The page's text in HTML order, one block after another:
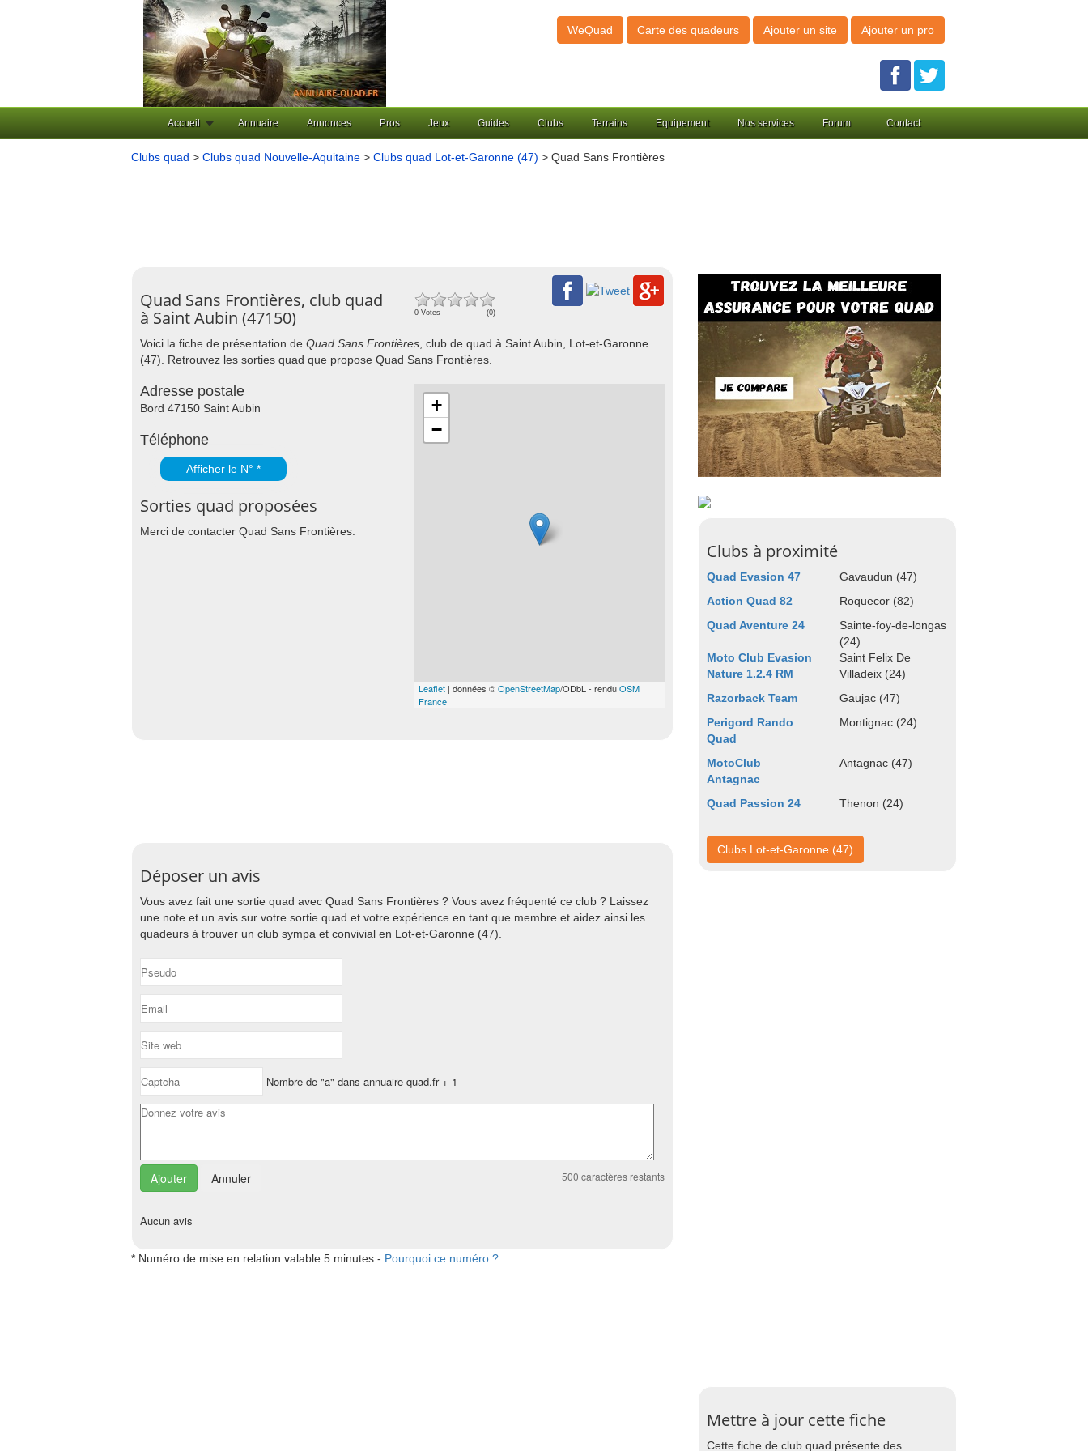
WeQuad Carte des quadeurs Ajouter un site Ajouter un pro
Accueil Annuaire Annonces Pros Jeux Guides Clubs Terrains Equipement Nos services Forum Contact
Clubs quad > Clubs quad Nouvelle-Aquitaine > Clubs quad Lot-et-Garonne (47) > Quad Sans Frontières
Quad Sans Frontières, club quad
à Saint Aubin (47150)
0 Votes (0)
Voici la fiche de présentation de Quad Sans Frontières , club de quad à Saint Aubin, Lot-et-Garonne
(47). Retrouvez les sorties quad que propose Quad Sans Frontières.
Adresse postale
Bord 47150 Saint Aubin
Téléphone
Afficher le N° *
Sorties quad proposées
Merci de contacter Quad Sans Frontières.
+
−
Leaflet | données ©OpenStreetMap/ODbL - renduOSM
France
Déposer un avis
Vous avez fait une sortie quad avec Quad Sans Frontières ? Vous avez fréquenté ce club ? Laissez
une note et un avis sur votre sortie quad et votre expérience en tant que membre et aidez ainsi les
quadeurs à trouver un club sympa et convivial en Lot-et-Garonne (47).
Nombre de "a" dans annuaire-quad.fr + 1
Annuler 500 caractères restants
Aucun avis
* Numéro de mise en relation valable 5 minutes - Pourquoi ce numéro ?
Clubs à proximité
Quad Evasion 47
Gavaudun (47)
Action Quad 82
Roquecor (82)
Quad Aventure 24
Sainte-foy-de-longas
(24)
Moto Club Evasion
Nature 1.2.4 RM
Saint Felix De
Villadeix (24)
Razorback Team
Gaujac (47)
Perigord Rando
Quad
Montignac (24)
MotoClub
Antagnac
Antagnac (47)
Quad Passion 24 Thenon (24)
Clubs Lot-et-Garonne (47)
Mettre à jour cette fiche
Cette fiche de club quad présente des